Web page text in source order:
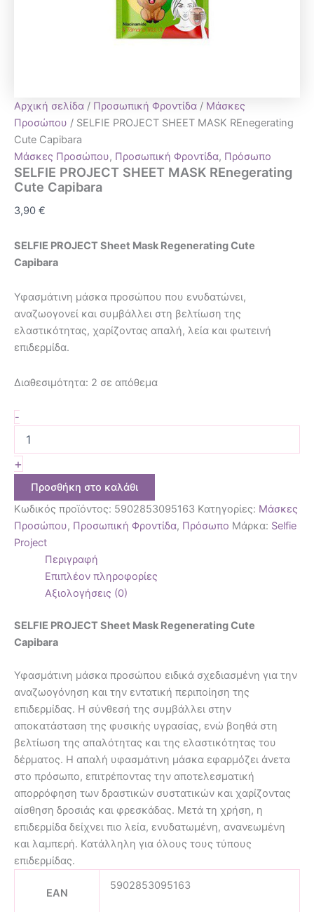
Αρχική σελίδα / Προσωπική Φροντίδα / Μάσκες
Προσώπου / SELFIE PROJECT SHEET MASK REnegerating
Cute Capibara
Μάσκες Προσώπου, Προσωπική Φροντίδα, Πρόσωπο
SELFIE PROJECT SHEET MASK REnegerating
Cute Capibara
3,90 €
SELFIE PROJECT Sheet Mask Regenerating Cute
Capibara
Υφασμάτινη μάσκα προσώπου που ενυδατώνει,
αναζωογονεί και συμβάλλει στη βελτίωση της
ελαστικότητας, χαρίζοντας απαλή, λεία και φωτεινή
επιδερμίδα.
Διαθεσιμότητα: 2 σε απόθεμα
-
+
Προσθήκη στο καλάθι
Κωδικός προϊόντος: 5902853095163 Κατηγορίες: Μάσκες
Προσώπου, Προσωπική Φροντίδα, Πρόσωπο Μάρκα: Selfie
Project
Περιγραφή
Επιπλέον πληροφορίες
Αξιολογήσεις (0)
SELFIE PROJECT Sheet Mask Regenerating Cute
Capibara
Υφασμάτινη μάσκα προσώπου ειδικά σχεδιασμένη για την
αναζωογόνηση και την εντατική περιποίηση της
επιδερμίδας. Η σύνθεσή της συμβάλλει στην
αποκατάσταση της φυσικής υγρασίας, ενώ βοηθά στη
βελτίωση της απαλότητας και της ελαστικότητας του
δέρματος. Η απαλή υφασμάτινη μάσκα εφαρμόζει άνετα
στο πρόσωπο, επιτρέποντας την αποτελεσματική
απορρόφηση των δραστικών συστατικών και χαρίζοντας
αίσθηση δροσιάς και φρεσκάδας. Μετά τη χρήση, η
επιδερμίδα δείχνει πιο λεία, ενυδατωμένη, ανανεωμένη
και λαμπερή. Κατάλληλη για όλους τους τύπους
επιδερμίδας.
EAN
5902853095163